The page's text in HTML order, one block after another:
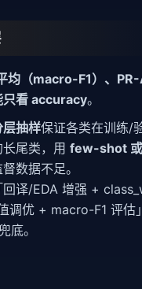
均（macro-F1）、
只看 accuracy。
层抽样保证各类在训练/
尾类，用 few-shot
数据不足。
回译/EDA 增强 +
调优 + macro-F1 评估
底。